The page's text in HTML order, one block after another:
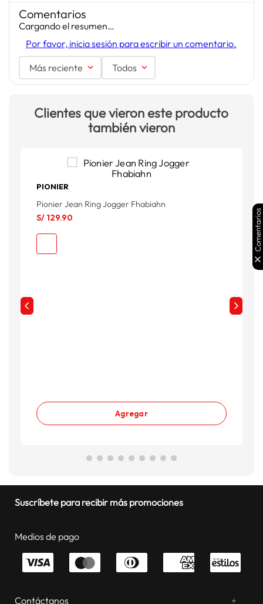
Comentarios
Cargando el resumen…
Por favor, inicia sesión para escribir un comentario.
Más reciente Todos
Clientes que vieron este producto
también vieron
PIONIER
Pionier Jean Ring Jogger Fhabiahn
S/ 129.90
Agregar
Suscríbete para recibir más promociones
Medios de pago
Contáctanos +
Comentarios